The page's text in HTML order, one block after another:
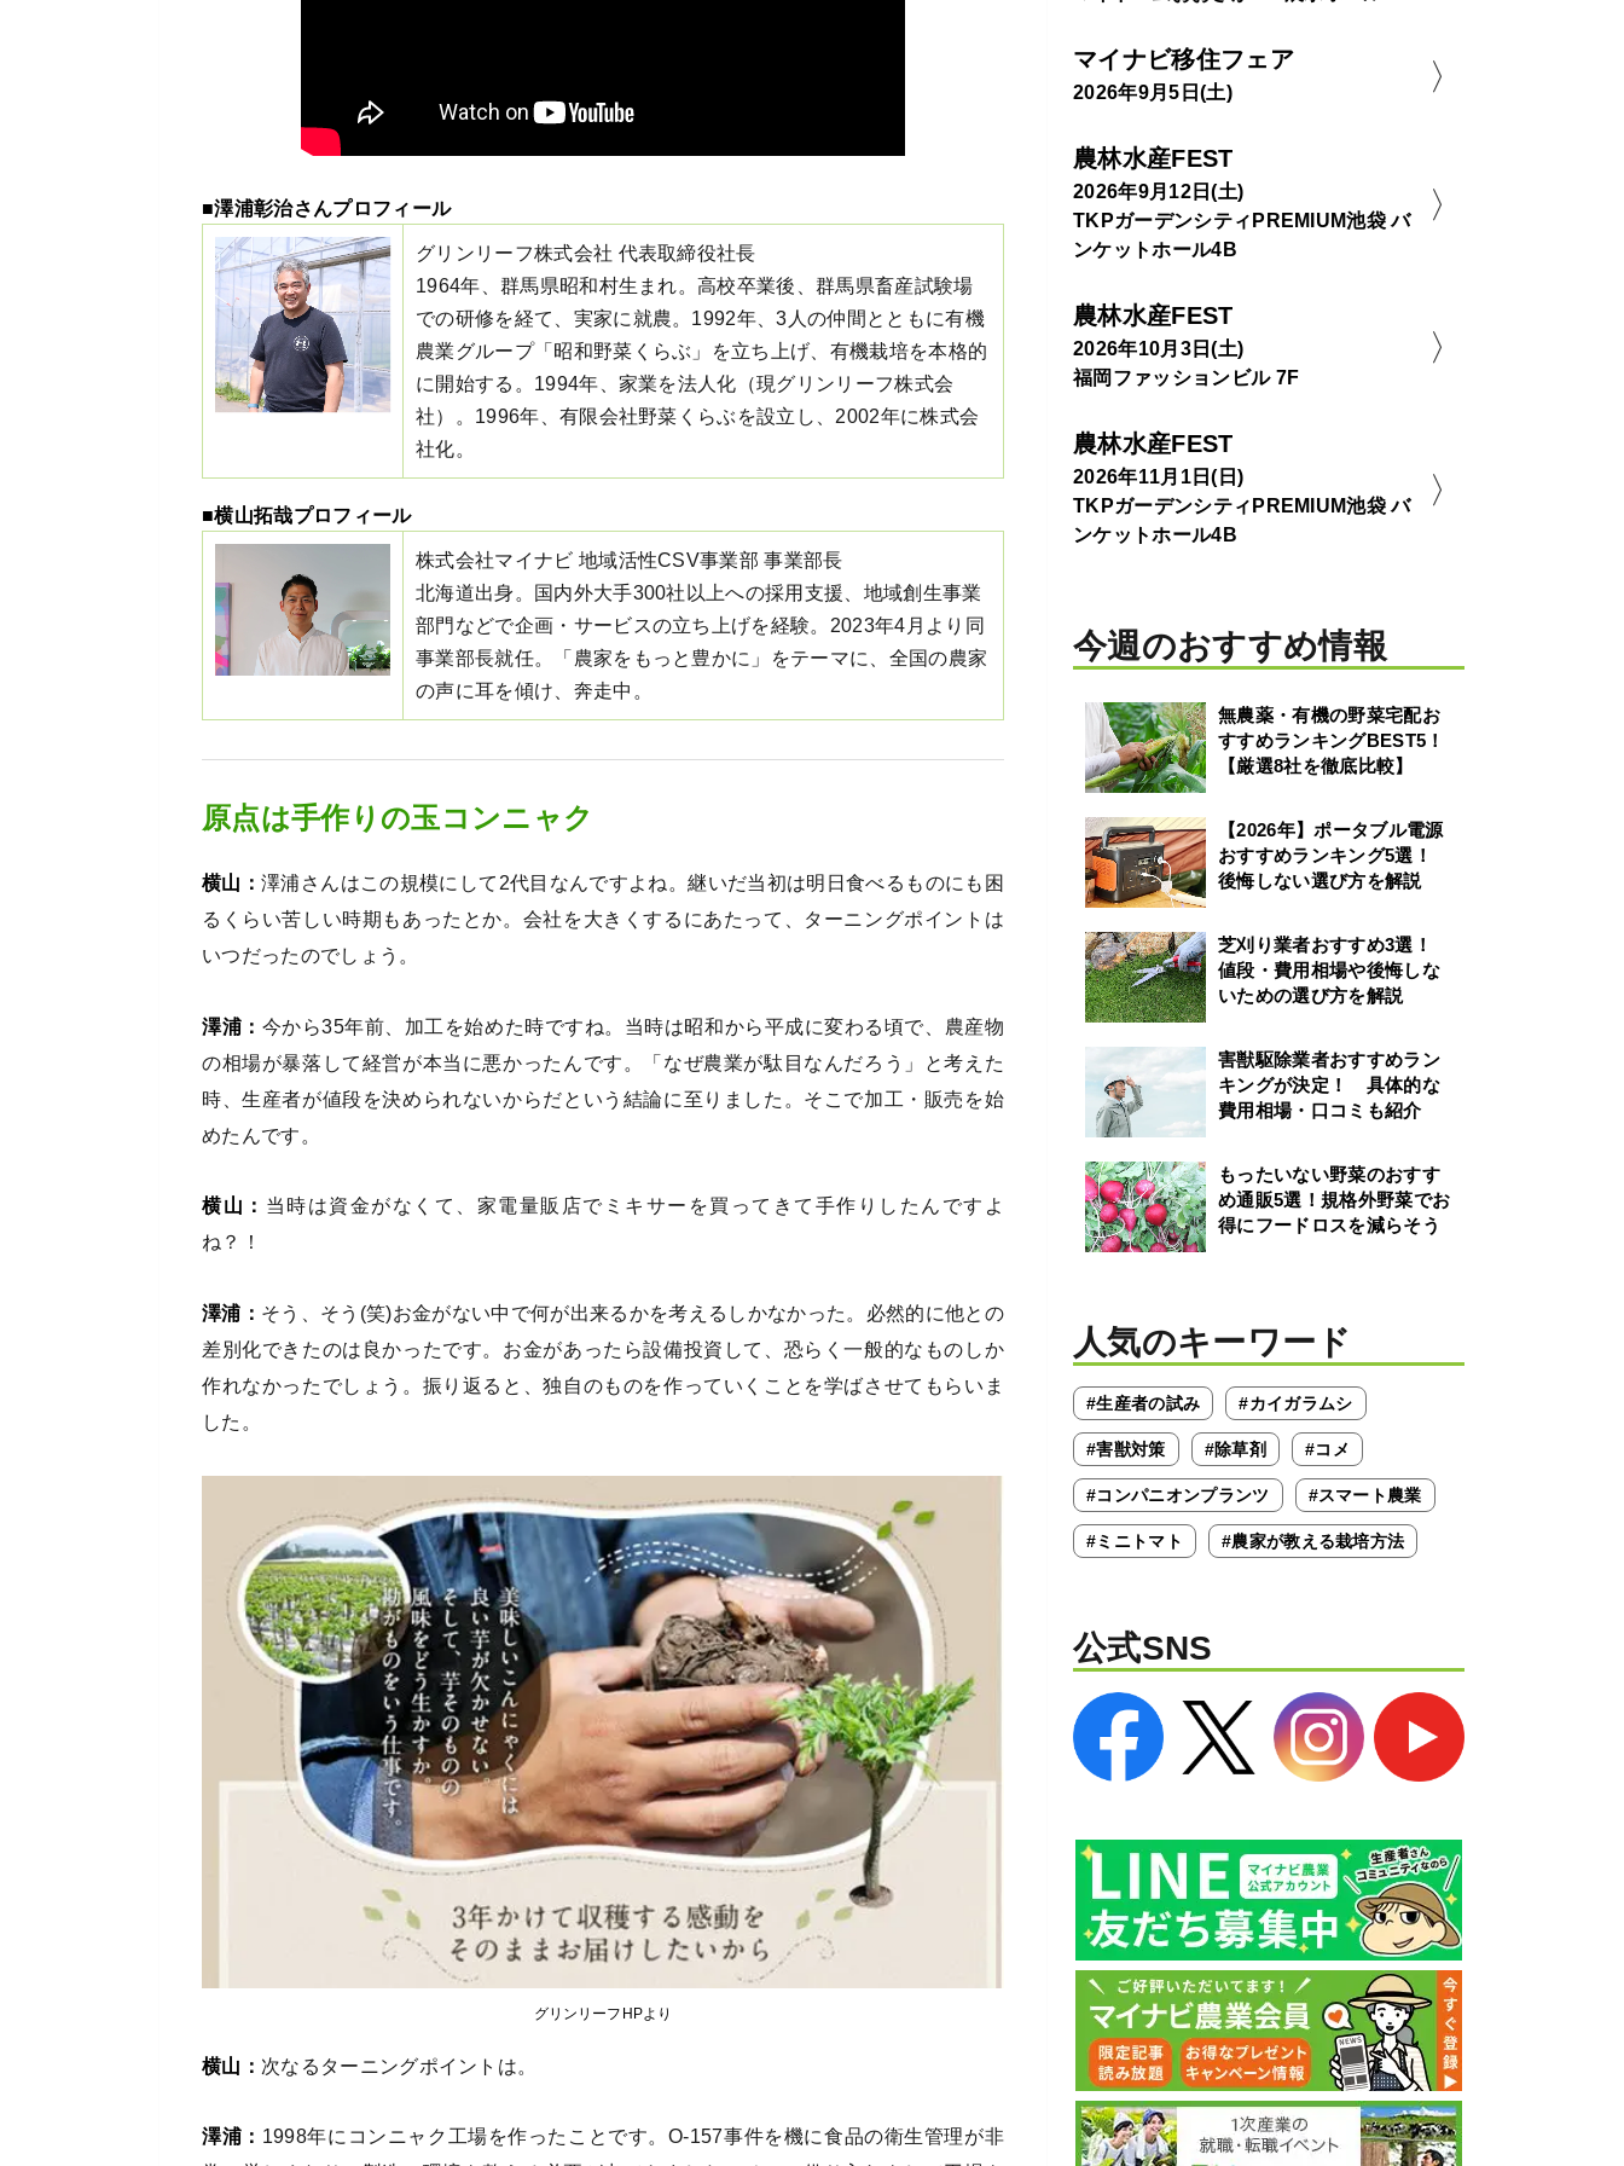
■澤浦彰治さんプロフィール
グリンリーフ株式会社 代表取締役社長
1964年、群馬県昭和村生まれ。高校卒業後、群馬県畜産試験場
での研修を経て、実家に就農。1992年、3人の仲間とともに有機
農業グループ「昭和野菜くらぶ」を立ち上げ、有機栽培を本格的
に開始する。1994年、家業を法人化（現グリンリーフ株式会
社）。1996年、有限会社野菜くらぶを設立し、2002年に株式会
社化。
■横山拓哉プロフィール
株式会社マイナビ 地域活性CSV事業部 事業部長
北海道出身。国内外大手300社以上への採用支援、地域創生事業
部門などで企画・サービスの立ち上げを経験。2023年4月より同
事業部長就任。「農家をもっと豊かに」をテーマに、全国の農家
の声に耳を傾け、奔走中。
原点は手作りの玉コンニャク
横山：澤浦さんはこの規模にして2代目なんですよね。継いだ当初は明日食べるものにも困
るくらい苦しい時期もあったとか。会社を大きくするにあたって、ターニングポイントは
いつだったのでしょう。
澤浦： 今から35年前、加工を始めた時ですね。当時は昭和から平成に変わる頃で、農産物
の相場が暴落して経営が本当に悪かったんです。「なぜ農業が駄目なんだろう」と考えた
時、生産者が値段を決められないからだという結論に至りました。そこで加工・販売を始
めたんです。
横山： 当時は資金がなくて、家電量販店でミキサーを買ってきて手作りしたんですよ
ね？！
澤浦： そう、そう(笑)お金がない中で何が出来るかを考えるしかなかった。必然的に他との
差別化できたのは良かったです。お金があったら設備投資して、恐らく一般的なものしか
作れなかったでしょう。振り返ると、独自のものを作っていくことを学ばさせてもらいま
した。
グリンリーフHPより
横山： 次なるターニングポイントは。
澤浦： 1998年にコンニャク工場を作ったことです。O-157事件を機に食品の衛生管理が非
マイナビ移住フェア
2026年9月5日(土)
農林水産FEST
2026年9月12日(土)
TKPガーデンシティPREMIUM池袋 バ
ンケットホール4B
農林水産FEST
2026年10月3日(土)
福岡ファッションビル 7F
農林水産FEST
2026年11月1日(日)
TKPガーデンシティPREMIUM池袋 バ
ンケットホール4B
今週のおすすめ情報
無農薬・有機の野菜宅配お
すすめランキングBEST5！
【厳選8社を徹底比較】
【2026年】ポータブル電源
おすすめランキング5選！
後悔しない選び方を解説
芝刈り業者おすすめ3選！
値段・費用相場や後悔しな
いための選び方を解説
害獣駆除業者おすすめラン
キングが決定！ 具体的な
費用相場・口コミも紹介
もったいない野菜のおすす
め通販5選！規格外野菜でお
得にフードロスを減らそう
人気のキーワード
#生産者の試み #カイガラムシ
#害獣対策 #除草剤 #コメ
#コンパニオンプランツ #スマート農業
#ミニトマト #農家が教える栽培方法
公式SNS